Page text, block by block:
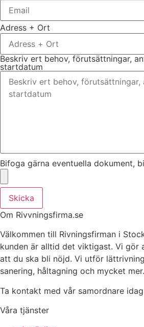
Adress + Ort
Beskriv ert behov, förutsättningar,
startdatum
Bifoga gärna eventuella dokument,
Skicka
Om Rivvningsfirma.se
Välkommen till Rivningsfirman i
kunden är alltid det viktigast. Vi
att du ska bli nöjd. Vi utför
sanering, håltagning och mycket mer.
Ta kontakt med vår samordnare
Våra tjänster